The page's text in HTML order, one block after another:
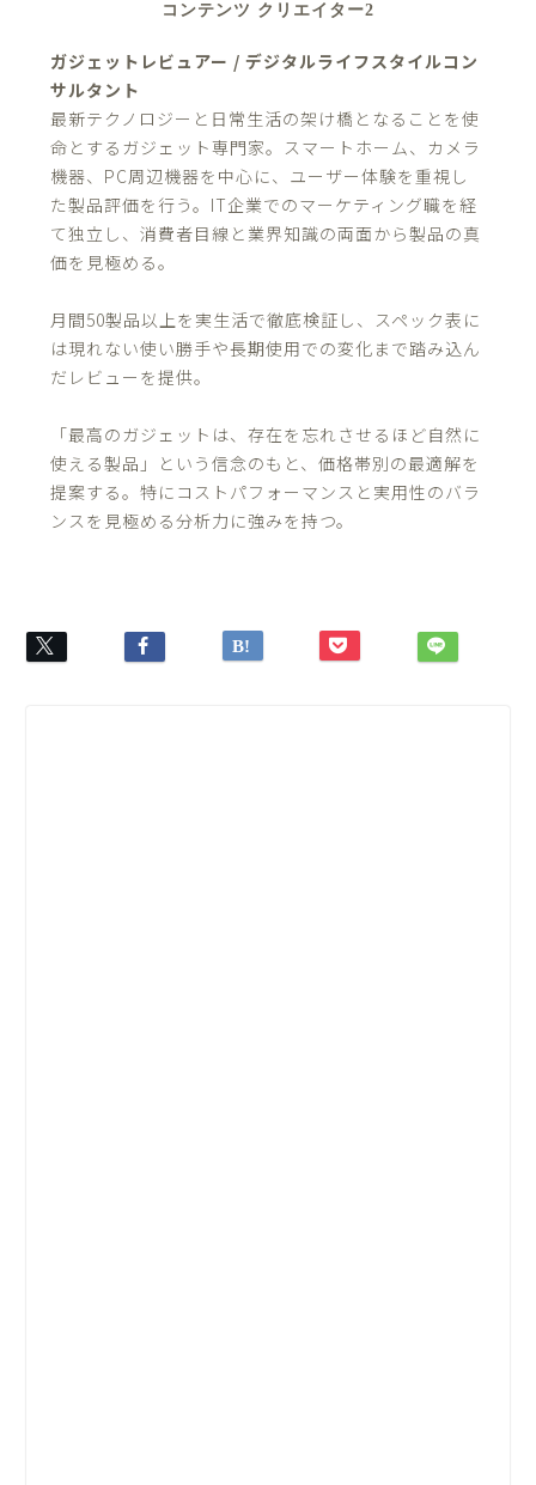
コンテンツ クリエイター2
ガジェットレビュアー / デジタルライフスタイルコン
サルタント
最新テクノロジーと日常生活の架け橋となることを使
命とするガジェット専門家。スマートホーム、カメラ
機器、PC周辺機器を中心に、ユーザー体験を重視し
た製品評価を行う。IT企業でのマーケティング職を経
て独立し、消費者目線と業界知識の両面から製品の真
価を見極める。
月間50製品以上を実生活で徹底検証し、スペック表に
は現れない使い勝手や長期使用での変化まで踏み込ん
だレビューを提供。
「最高のガジェットは、存在を忘れさせるほど自然に
使える製品」という信念のもと、価格帯別の最適解を
提案する。特にコストパフォーマンスと実用性のバラ
ンスを見極める分析力に強みを持つ。